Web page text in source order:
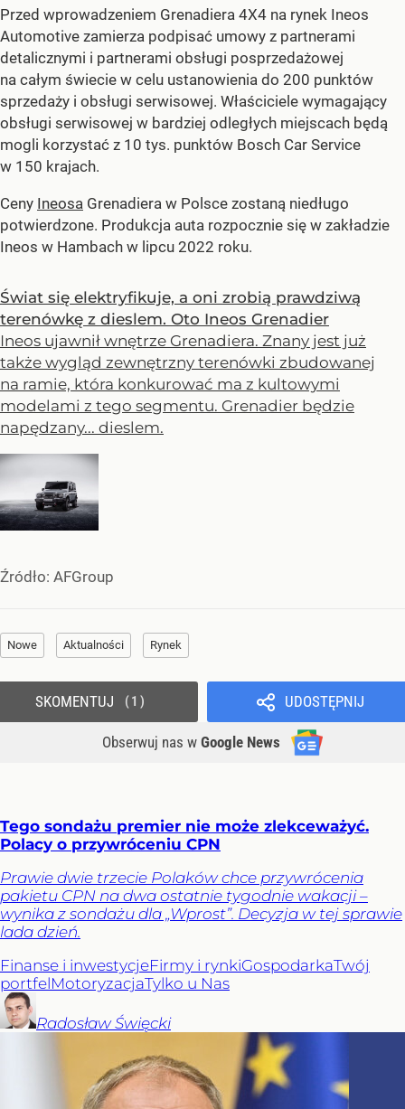
Przed wprowadzeniem Grenadiera 4X4 na rynek Ineos
Automotive zamierza podpisać umowy z partnerami
detalicznymi i partnerami obsługi posprzedażowej
na całym świecie w celu ustanowienia do 200 punktów
sprzedaży i obsługi serwisowej. Właściciele wymagający
obsługi serwisowej w bardziej odległych miejscach będą
mogli korzystać z 10 tys. punktów Bosch Car Service
w 150 krajach.
Ceny Ineosa Grenadiera w Polsce zostaną niedługo
potwierdzone. Produkcja auta rozpocznie się w zakładzie
Ineos w Hambach w lipcu 2022 roku.
Świat się elektryfikuje, a oni zrobią prawdziwą
terenówkę z dieslem. Oto Ineos Grenadier
Ineos ujawnił wnętrze Grenadiera. Znany jest już
także wygląd zewnętrzny terenówki zbudowanej
na ramie, która konkurować ma z kultowymi
modelami z tego segmentu. Grenadier będzie
napędzany... dieslem.
Źródło: AFGroup
Nowe Aktualności Rynek
UDOSTĘPNIJ
Obserwuj nas w Google News
SKOMENTUJ 1
Tego sondażu premier nie może zlekceważyć.
Polacy o przywróceniu CPN
Prawie dwie trzecie Polaków chce przywrócenia
pakietu CPN na dwa ostatnie tygodnie wakacji –
wynika z sondażu dla „Wprost”. Decyzja w tej sprawie
lada dzień.
Finanse i inwestycjeFirmy i rynkiGospodarkaTwój
portfelMotoryzacjaTylko u Nas
Radosław Święcki